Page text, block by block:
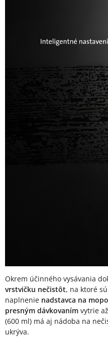
Okrem účinného vysávania
vrstvičku nečistôt, na ktoré
naplnenie nadstavca na
presným dávkovaním vytrie
(600 ml) má aj nádoba na
ukrýva.